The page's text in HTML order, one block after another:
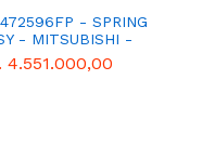
- SPRING
- MITSUBISHI -
4.551.000,00